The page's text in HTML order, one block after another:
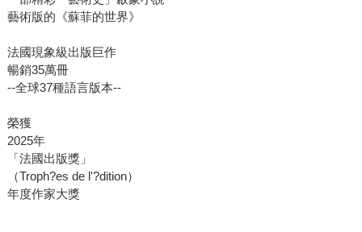
藝術版的《蘇菲的世界》
法國現象級出版巨作
暢銷35萬冊
--全球37種語言版本--
榮獲
2025年
「法國出版獎」
（Troph?es de l'?dition）
年度作家大獎